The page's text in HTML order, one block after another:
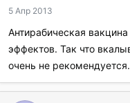
а
и
л
и
5 Апр 2013
Антирабическая
эффектов. Так что
очень не рекомендуется.